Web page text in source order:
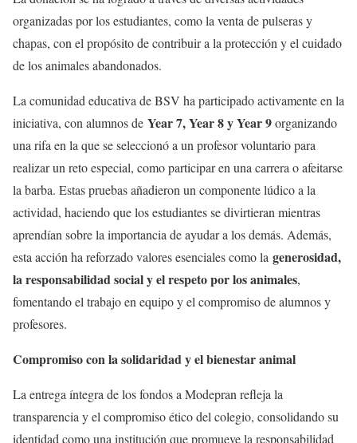
organizadas por los estudiantes, como la venta de pulseras y
chapas, con el propósito de contribuir a la protección y el cuidado
de los animales abandonados.
La comunidad educativa de BSV ha participado activamente en la
iniciativa, con alumnos de Year 7, Year 8 y Year 9organizando
una rifa en la que se seleccionó a un profesor voluntario para
realizar un reto especial, como participar en una carrera o afeitarse
la barba. Estas pruebas añadieron un componente lúdico a la
actividad, haciendo que los estudiantes se divirtieran mientras
aprendían sobre la importancia de ayudar a los demás. Además,
esta acción ha reforzado valores esenciales como la generosidad,
la responsabilidad social y el respeto por los animales,
fomentando el trabajo en equipo y el compromiso de alumnos y
profesores.
Compromiso con la solidaridad y el bienestar animal
La entrega íntegra de los fondos a Modepran refleja la
transparencia y el compromiso ético del colegio, consolidando su
identidad como una institución que promueve la responsabilidad